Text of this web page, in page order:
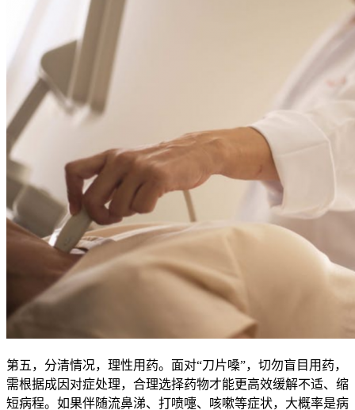
第五，分清情况，理性用药。面对“刀片嗓”，切勿盲目用药，
需根据成因对症处理，合理选择药物才能更高效缓解不适、缩
短病程。如果伴随流鼻涕、打喷嚏、咳嗽等症状，大概率是病